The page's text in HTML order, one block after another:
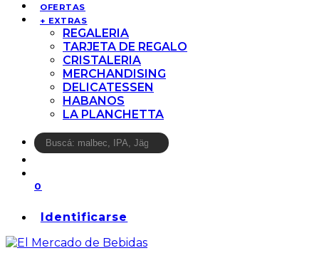
OFERTAS
+ EXTRAS
REGALERIA
TARJETA DE REGALO
CRISTALERIA
MERCHANDISING
DELICATESSEN
HABANOS
LA PLANCHETTA
0
Identificarse